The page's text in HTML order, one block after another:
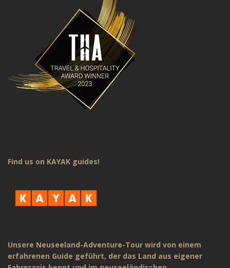
Find us on KAYAK guides!
Unsere Neuseeland-Adventure-Tour wird von einem
erfahrenen Guide geführt, der das Land aus eigener